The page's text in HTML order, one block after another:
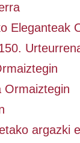
Eleganteak
Ormaiztegin
argazki